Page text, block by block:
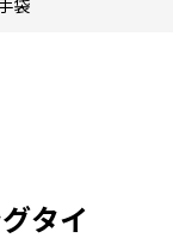
袋
タイ